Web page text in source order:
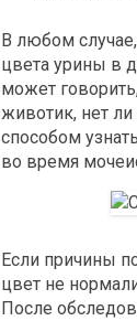
В любом случае,
цвета урины в
может
животик, нет
способом
во время
Если причины
цвет не
После